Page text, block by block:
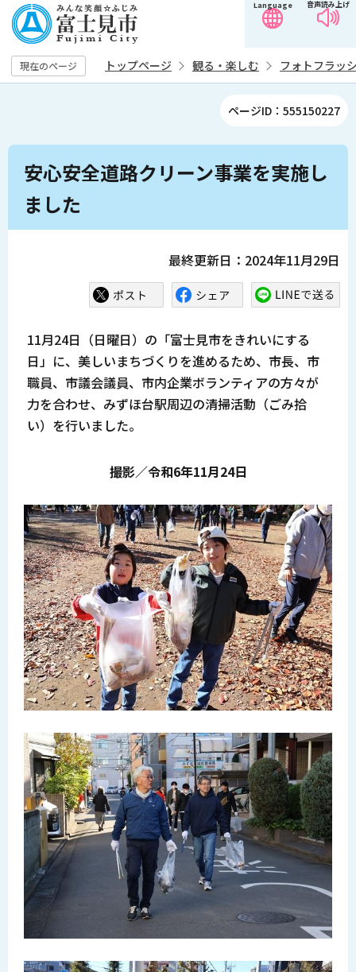
の
ペ
ー
音声読み上げ
Language
現在のページ トップページ 観る・楽しむ フォトフラッ
ページID：555150227
本
か
安心安全道路クリーン事業を実施し
ました
最終更新日：2024年11月29日
11月24日（日曜日）の「富士見市をきれいにする
日」に、美しいまちづくりを進めるため、市長、市
職員、市議会議員、市内企業ボランティアの方々が
力を合わせ、みずほ台駅周辺の清掃活動（ごみ拾
い）を行いました。
撮影／令和6年11月24日